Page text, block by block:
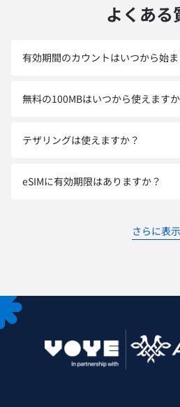
よくある
有効期間のカウントはいつから始
無料の100MBはいつから使えます
テザリングは使えますか？
eSIMに有効期限はありますか？
さらに表示